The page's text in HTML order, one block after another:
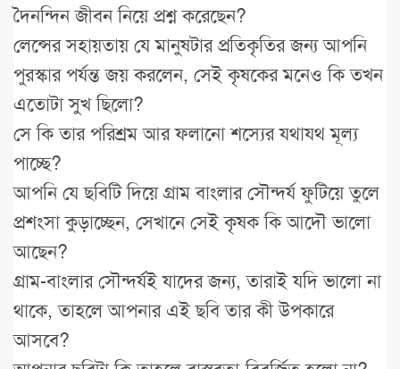
দৈনন্দিন জীবন নিয়ে প্রশ্ন করেছেন?
লেন্সের সহায়তায় যে মানুষটার প্রতিকৃতির জন্য আপনি
পুরস্কার পর্যন্ত জয় করলেন, সেই কৃষকের মনেও কি তখন
এতোটা সুখ ছিলো?
সে কি তার পরিশ্রম আর ফলানো শস্যের যথাযথ মূল্য
পাচ্ছে?
আপনি যে ছবিটি দিয়ে গ্রাম বাংলার সৌন্দর্য ফুটিয়ে তুলে
প্রশংসা কুড়াচ্ছেন, সেখানে সেই কৃষক কি আদৌ ভালো
আছেন?
গ্রাম-বাংলার সৌন্দর্যই যাদের জন্য, তারাই যদি ভালো না
থাকে, তাহলে আপনার এই ছবি তার কী উপকারে
আসবে?